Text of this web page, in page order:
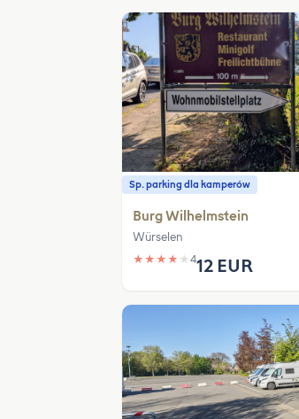
Sp. parking dla kamperów
Burg Wilhelmstein
Würselen
★ ★ ★ ★ ★ 412 EUR